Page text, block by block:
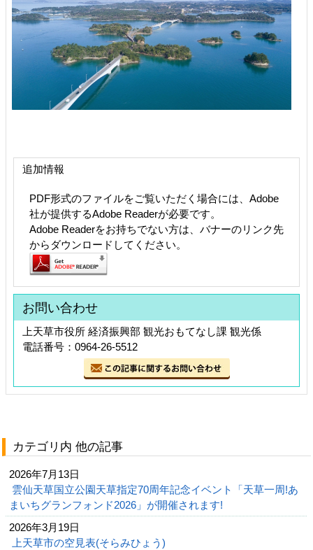
追加情報
PDF形式のファイルをご覧いただく場合には、Adobe
社が提供するAdobe Readerが必要です。
Adobe Readerをお持ちでない方は、バナーのリンク先
からダウンロードしてください。
お問い合わせ
上天草市役所 経済振興部 観光おもてなし課 観光係
電話番号：0964-26-5512
カテゴリ内 他の記事
2026年7月13日
雲仙天草国立公園天草指定70周年記念イベント「天草一周!あ
まいちグランフォンド2026」が開催されます!
2026年3月19日
上天草市の空見表(そらみひょう)